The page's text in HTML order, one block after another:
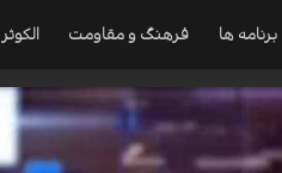
برنامه ها فرهنگ و مقاومت